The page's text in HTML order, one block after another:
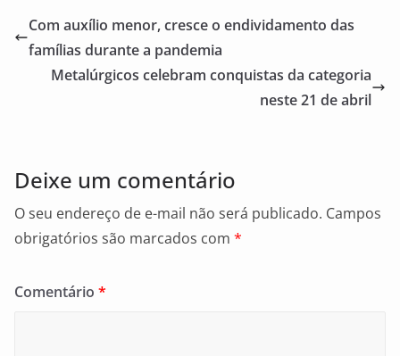
e
b
o
l e
Com auxílio menor, cresce o endividamento das
famílias durante a pandemia
Metalúrgicos celebram conquistas da categoria
neste 21 de abril
Deixe um comentário
O seu endereço de e-mail não será publicado. Campos
obrigatórios são marcados com *
Comentário *